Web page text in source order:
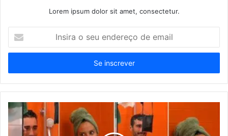
Lorem ipsum dolor sit amet, consectetur.
seu
de
email